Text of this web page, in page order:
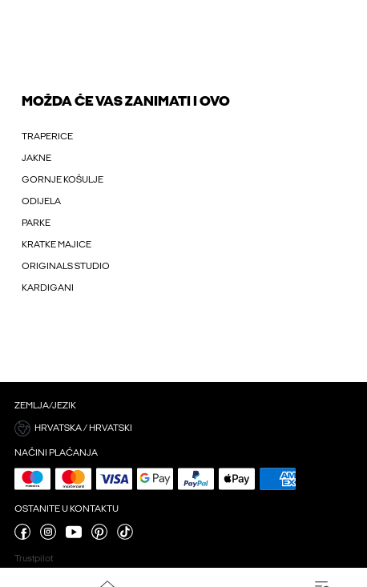
MOŽDA ĆE VAS ZANIMATI I OVO
TRAPERICE
JAKNE
GORNJE KOŠULJE
ODIJELA
PARKE
KRATKE MAJICE
ORIGINALS STUDIO
KARDIGANI
ZEMLJA/JEZIK
HRVATSKA / HRVATSKI
NAČINI PLAĆANJA
OSTANITE U KONTAKTU
Trustpilot